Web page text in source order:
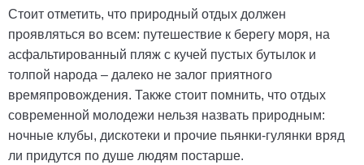
Стоит отметить, что природный отдых должен
проявляться во всем: путешествие к берегу моря, на
асфальтированный пляж с кучей пустых бутылок и
толпой народа – далеко не залог приятного
времяпровождения. Также стоит помнить, что отдых
современной молодежи нельзя назвать природным:
ночные клубы, дискотеки и прочие пьянки-гулянки вряд
ли придутся по душе людям постарше.